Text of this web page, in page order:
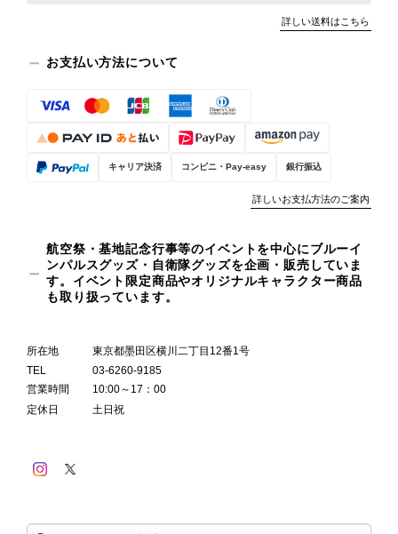
詳しい送料はこちら
お支払い方法について
キャリア決済 コンビニ・Pay-easy 銀行振込
詳しいお支払方法のご案内
航空祭・基地記念行事等のイベントを中心にブルーイ
ンパルスグッズ・自衛隊グッズを企画・販売していま
す。イベント限定商品やオリジナルキャラクター商品
も取り扱っています。
所在地
東京都墨田区横川二丁目12番1号
TEL
03-6260-9185
営業時間
10:00～17：00
定休日
土日祝